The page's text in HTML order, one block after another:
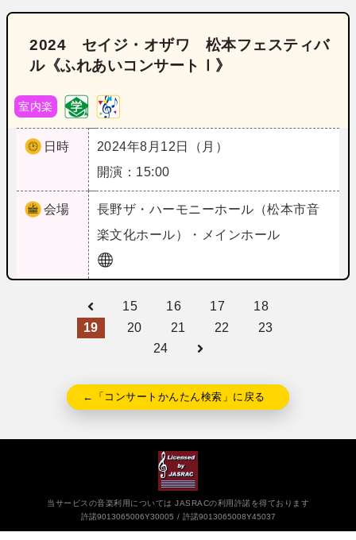
2024 セイジ・オザワ 松本フェスティバ
ル《ふれあいコンサートⅠ》
室内楽
日時
2024年8月12日（月）
開演：15:00
会場 長野ザ・ハーモニーホール（松本市音
楽文化ホール）・メインホール
15 16 17
18
19
20 21 22
23
24
←「コンサートかんたん検索」に戻る
当サービスの音楽利用については JASRACの利用許諾を得ております
許諾9013065006Y30005
許諾9013065008Y45037